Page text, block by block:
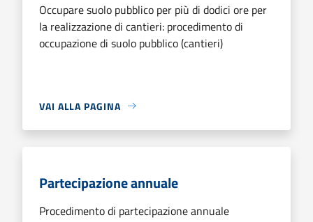
Occupare suolo pubblico per più di dodici ore per
la realizzazione di cantieri: procedimento di
occupazione di suolo pubblico (cantieri)
VAI ALLA PAGINA
Partecipazione annuale
Procedimento di partecipazione annuale